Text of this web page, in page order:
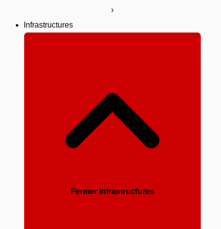
Infrastructures
Fermer Infrastructures